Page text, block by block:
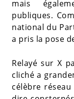
mais
publiques.
national du
a pris la pose
Relayé sur X
cliché a
célèbre